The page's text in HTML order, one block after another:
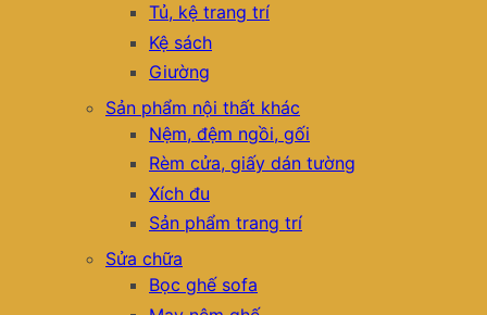
Tủ, kệ trang trí
Kệ sách
Giường
Sản phẩm nội thất khác
Nệm, đệm ngồi, gối
Rèm cửa, giấy dán tường
Xích đu
Sản phẩm trang trí
Sửa chữa
Bọc ghế sofa